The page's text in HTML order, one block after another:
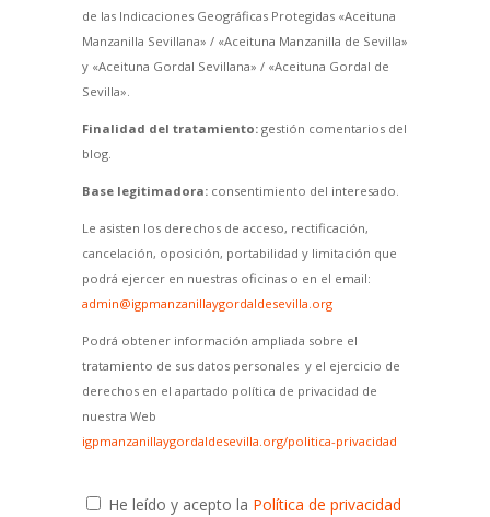
de las Indicaciones Geográficas Protegidas «Aceituna
Manzanilla Sevillana» / «Aceituna Manzanilla de Sevilla»
y «Aceituna Gordal Sevillana» / «Aceituna Gordal de
Sevilla».
Finalidad del tratamiento:gestión comentarios del
blog.
Base legitimadora:consentimiento del interesado.
Le asisten los derechos de acceso, rectificación,
cancelación, oposición, portabilidad y limitación que
podrá ejercer en nuestras oficinas o en el email:
admin@igpmanzanillaygordaldesevilla.org
Podrá obtener información ampliada sobre el
tratamiento de sus datos personales y el ejercicio de
derechos en el apartado política de privacidad de
nuestra Web
igpmanzanillaygordaldesevilla.org/politica-privacidad
He leído y acepto la Política de privacidad